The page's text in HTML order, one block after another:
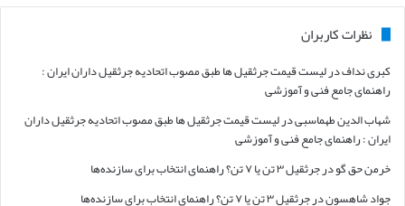
نظرات کاربران
کبری ندافدرلیست قیمت جرثقیل ها طبق مصوب اتحادیه جرثقیل داران ایران :
راهنمای جامع فنی و آموزشی
شهاب الدین طهماسبیدرلیست قیمت جرثقیل ها طبق مصوب اتحادیه جرثقیل داران
ایران : راهنمای جامع فنی و آموزشی
خرمن حق گودرجرثقیل ۳ تن یا ۷ تن؟ راهنمای انتخاب برای سازنده‌ها
جواد شاهسوندرجرثقیل ۳ تن یا ۷ تن؟ راهنمای انتخاب برای سازنده‌ها